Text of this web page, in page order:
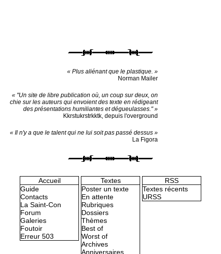
« Plus aliénant que le plastique. »
Norman Mailer
« "Un site de libre publication où, un coup sur deux, on
chie sur les auteurs qui envoient des texte en rédigeant
des présentations humiliantes et dégueulasses." »
Kkrstukrstrkktk, depuis l'overground
« Il n'y a que le talent qui ne lui soit pas passé dessus »
La Figora
Accueil
Guide
Contacts
La Saint-Con
Forum
Galeries
Foutoir
Erreur 503
Textes
Poster un texte
En attente
Rubriques
Dossiers
Thèmes
Best of
Worst of
Archives
Anniversaires
RSS
Textes récents
URSS